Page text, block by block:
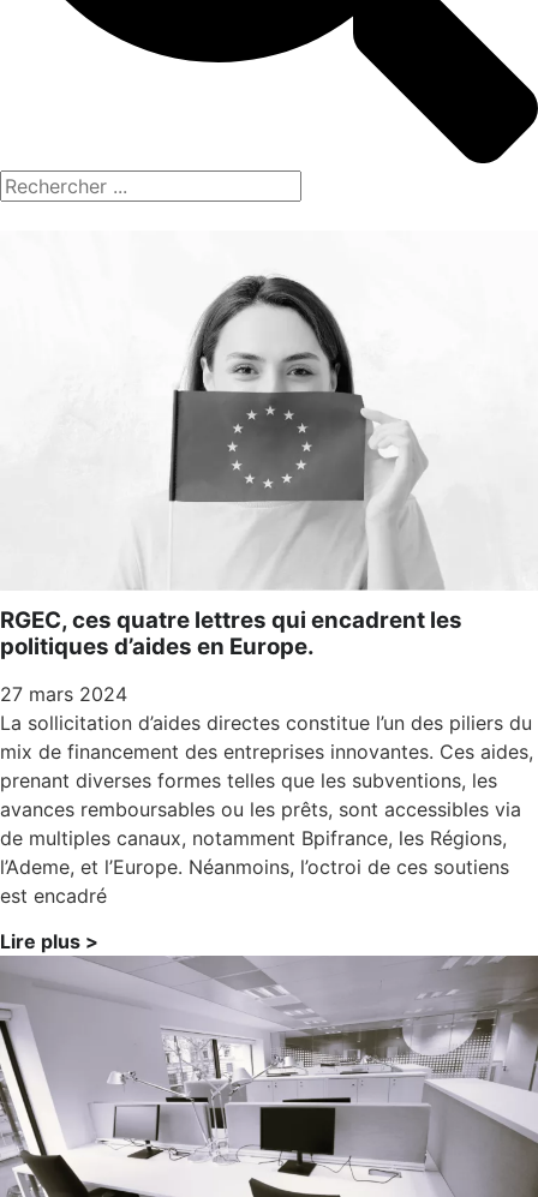
RGEC, ces quatre lettres qui encadrent les
politiques d’aides en Europe.
27 mars 2024
La sollicitation d’aides directes constitue l’un des piliers du
mix de financement des entreprises innovantes. Ces aides,
prenant diverses formes telles que les subventions, les
avances remboursables ou les prêts, sont accessibles via
de multiples canaux, notamment Bpifrance, les Régions,
l’Ademe, et l’Europe. Néanmoins, l’octroi de ces soutiens
est encadré
Lire plus >